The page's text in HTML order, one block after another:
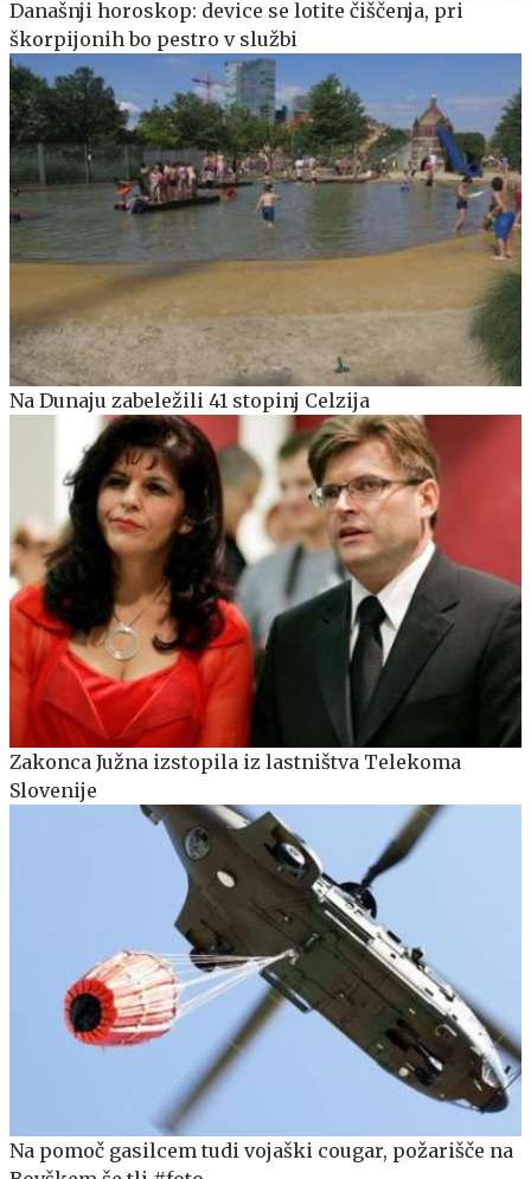
Današnji horoskop: device se lotite čiščenja, pri
škorpijonih bo pestro v službi
Na Dunaju zabeležili 41 stopinj Celzija
Zakonca Južna izstopila iz lastništva Telekoma
Slovenije
Na pomoč gasilcem tudi vojaški cougar, požarišče na